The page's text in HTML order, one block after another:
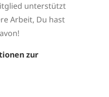
unterstützt
Arbeit, Du hast
zur